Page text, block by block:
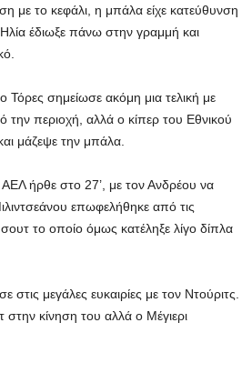
με το κεφάλι, η μπάλα είχε κατεύθυνση
έδιωξε πάνω στην γραμμή και
Τόρες σημείωσε ακόμη μια τελική με
περιοχή, αλλά ο κίπερ του Εθνικού
μάζεψε την μπάλα.
ΑΕΛ ήρθε στο 27’, με τον Ανδρέου να
επωφελήθηκε από τις
το οποίο όμως κατέληξε λίγο δίπλα
στις μεγάλες ευκαιρίες με τον Ντούριτς.
κίνηση του αλλά ο Μέγιερι